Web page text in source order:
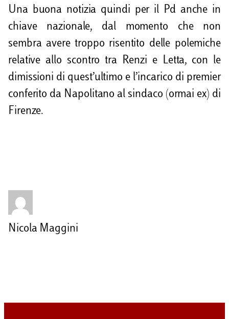
Una buona notizia quindi per il Pd anche in
chiave nazionale, dal momento che non
sembra avere troppo risentito delle polemiche
relative allo scontro tra Renzi e Letta, con le
dimissioni di quest’ultimo e l’incarico di premier
conferito da Napolitano al sindaco (ormai ex) di
Firenze.
Nicola Maggini